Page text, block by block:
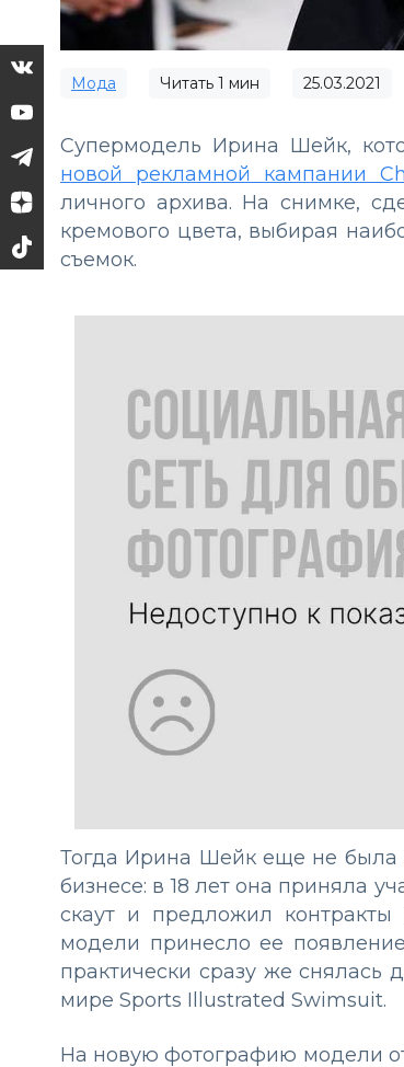
Мода Читать 1 мин 25.03.2021
Супермодель Ирина Шейк,
новой рекламной кампании
личного архива. На снимке,
кремового цвета, выбирая
съемок.
Тогда Ирина Шейк еще не была
бизнесе: в 18 лет она приняла
скаут и предложил
модели принесло ее
практически сразу же
мире Sports Illustrated Swimsuit.
На новую фотографию модели